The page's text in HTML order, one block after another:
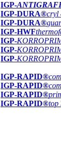
IGP-
IGP-DURA®cryl
IGP-DURA®
IGP-HWF
IGP-
IGP-
IGP-
IGP-RAPID®
IGP-RAPID®
IGP-RAPID®
IGP-RAPID®top